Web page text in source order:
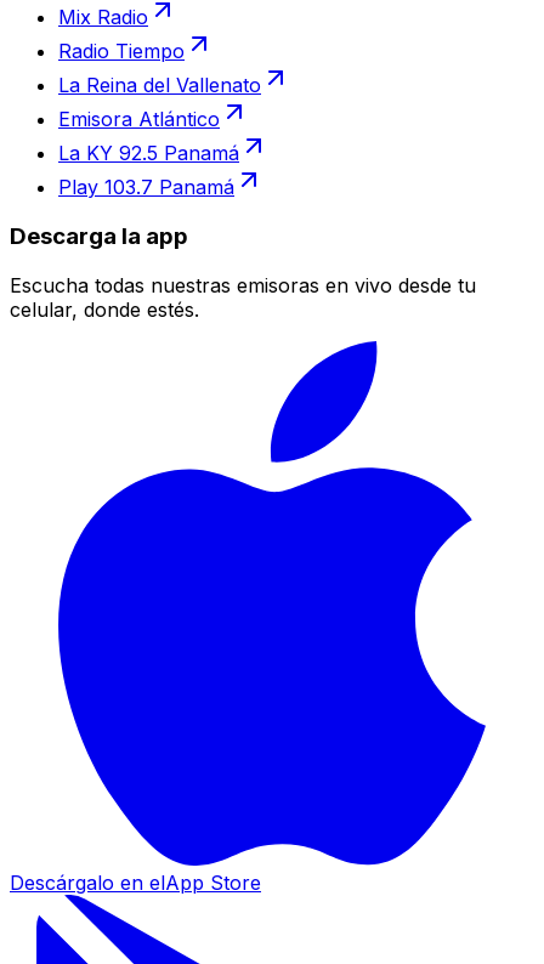
Mix Radio
Radio Tiempo
La Reina del Vallenato
Emisora Atlántico
La KY 92.5 Panamá
Play 103.7 Panamá
Descarga la app
Escucha todas nuestras emisoras en vivo desde tu
celular, donde estés.
Descárgalo en elApp Store